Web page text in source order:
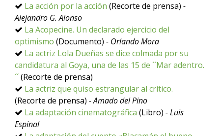
La acción por la acción (Recorte de prensa) -
Alejandro G. Alonso
La Acopecine. Un declarado ejercicio del
optimismo (Documento) - Orlando Mora
La actriz Lola Dueñas se dice colmada por su
candidatura al Goya, una de las 15 de ´´Mar adentro.
´´(Recorte de prensa)
La actriz que quiso estrangular al crítico.
(Recorte de prensa) - Amado del Pino
La adaptación cinematográfica (Libro) - Luis
Espinal